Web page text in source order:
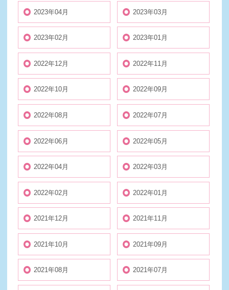
2023年04月 2023年03月
2023年02月 2023年01月
2022年12月 2022年11月
2022年10月 2022年09月
2022年08月 2022年07月
2022年06月 2022年05月
2022年04月 2022年03月
2022年02月 2022年01月
2021年12月 2021年11月
2021年10月 2021年09月
2021年08月 2021年07月